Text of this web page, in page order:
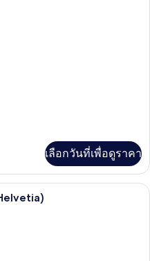
เลือกวันที่เพื่อดูราคา
1 ห้องนอน, เครื่องนอนระดับพรีเมียม,